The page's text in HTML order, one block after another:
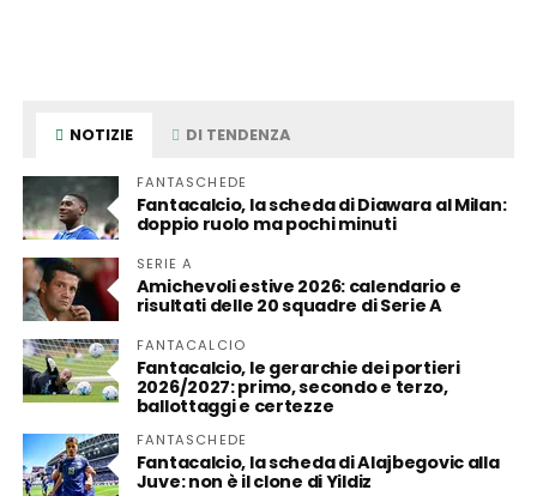
NOTIZIE DI TENDENZA
FANTASCHEDE
Fantacalcio, la scheda di Diawara al Milan:
doppio ruolo ma pochi minuti
SERIE A
Amichevoli estive 2026: calendario e
risultati delle 20 squadre di Serie A
FANTACALCIO
Fantacalcio, le gerarchie dei portieri
2026/2027: primo, secondo e terzo,
ballottaggi e certezze
FANTASCHEDE
Fantacalcio, la scheda di Alajbegovic alla
Juve: non è il clone di Yildiz